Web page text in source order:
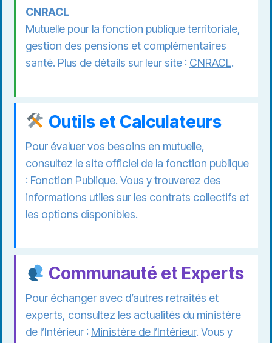
CNRACL
Mutuelle pour la fonction publique territoriale,
gestion des pensions et complémentaires
santé. Plus de détails sur leur site : CNRACL.
Outils et Calculateurs
Pour évaluer vos besoins en mutuelle,
consultez le site officiel de la fonction publique
: Fonction Publique. Vous y trouverez des
informations utiles sur les contrats collectifs et
les options disponibles.
Communauté et Experts
Pour échanger avec d’autres retraités et
experts, consultez les actualités du ministère
de l’Intérieur : Ministère de l’Intérieur. Vous y